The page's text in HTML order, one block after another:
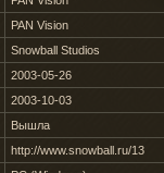
PAN Vision
Snowball Studios
2003-05-26
2003-10-03
Вышла
http://www.snowball.ru/13